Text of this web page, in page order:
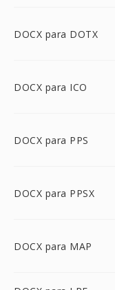
DOCX para DOTX
DOCX para ICO
DOCX para PPS
DOCX para PPSX
DOCX para MAP